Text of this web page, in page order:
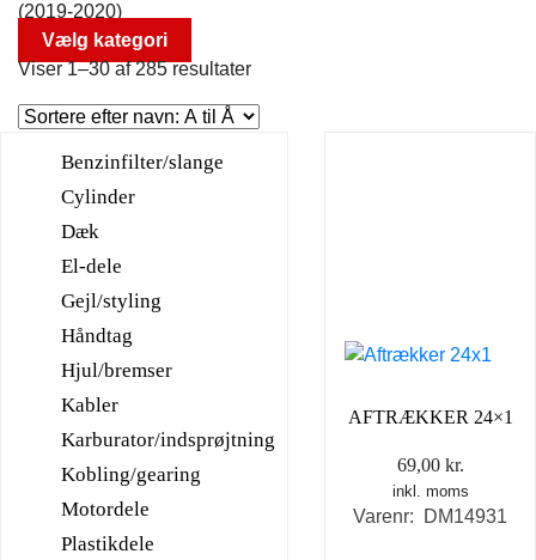
(2019-2020)
Vælg kategori
Viser 1–30 af 285 resultater
Benzinfilter/slange
Cylinder
Dæk
El-dele
Gejl/styling
Håndtag
Hjul/bremser
Kabler
Karburator/indsprøjtning
Kobling/gearing
Motordele
Plastikdele
AFTRÆKKER 24×1
69,00 kr.
inkl. moms
Varenr: DM14931